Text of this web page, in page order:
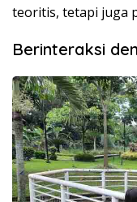
teoritis, tetapi juga
Berinteraksi